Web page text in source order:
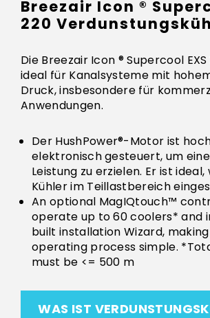
Breezair Icon ®
220
Die Breezair Icon ® Supercool
ideal für Kanalsysteme mit
Druck, insbesondere für
Anwendungen.
Der HushPower®-Motor ist
elektronisch gesteuert, um
Leistung zu erzielen. Er ist
Kühler im Teillastbereich
An optional MagIQtouch™
operate up to 60 coolers* and
built installation Wizard,
operating process simple.
must be <= 500 m
WAS IST